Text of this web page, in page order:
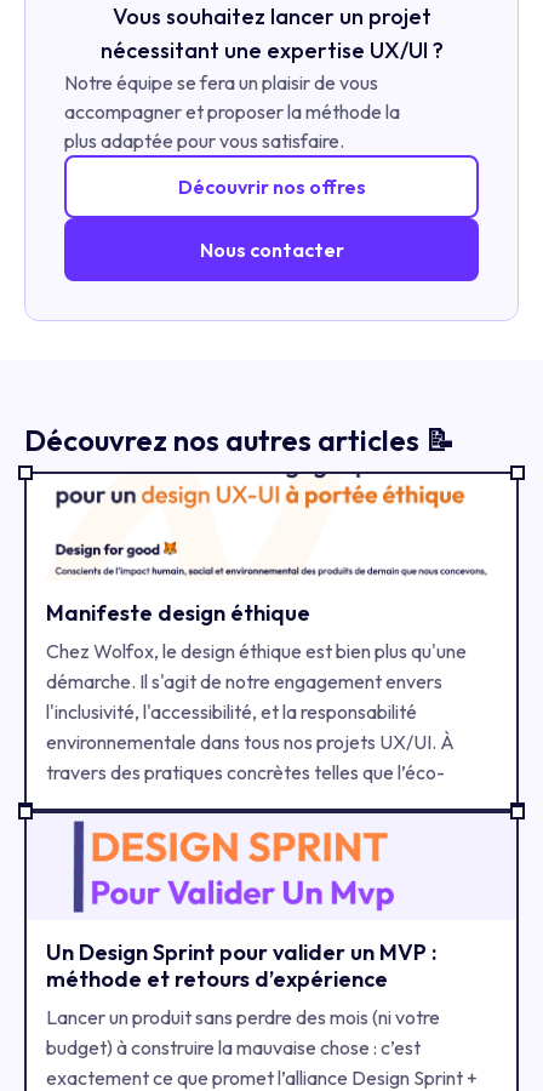
Vous souhaitez lancer un projet
nécessitant une expertise UX/UI ?
Notre équipe se fera un plaisir de vous
accompagner et proposer la méthode la
plus adaptée pour vous satisfaire.
Découvrir nos offres
Nous contacter
Découvrez nos autres articles 📝
Manifeste design éthique
Chez Wolfox, le design éthique est bien plus qu'une
démarche. Il s'agit de notre engagement envers
l'inclusivité, l'accessibilité, et la responsabilité
environnementale dans tous nos projets UX/UI. À
travers des pratiques concrètes telles que l’éco-
conception, l’application des normes d’accessibilité
(WCAG, RGAA, EN 301 549), et la sensibilisation de
nos partenaires, nous faisons du design un vecteur de
progrès sociétal et environnemental. Découvrez
méthodologies pour créer des expériences
numériques respectueuses et durables.
Un Design Sprint pour valider un MVP :
méthode et retours d’expérience
Lancer un produit sans perdre des mois (ni votre
budget) à construire la mauvaise chose : c’est
exactement ce que promet l’alliance Design Sprint +